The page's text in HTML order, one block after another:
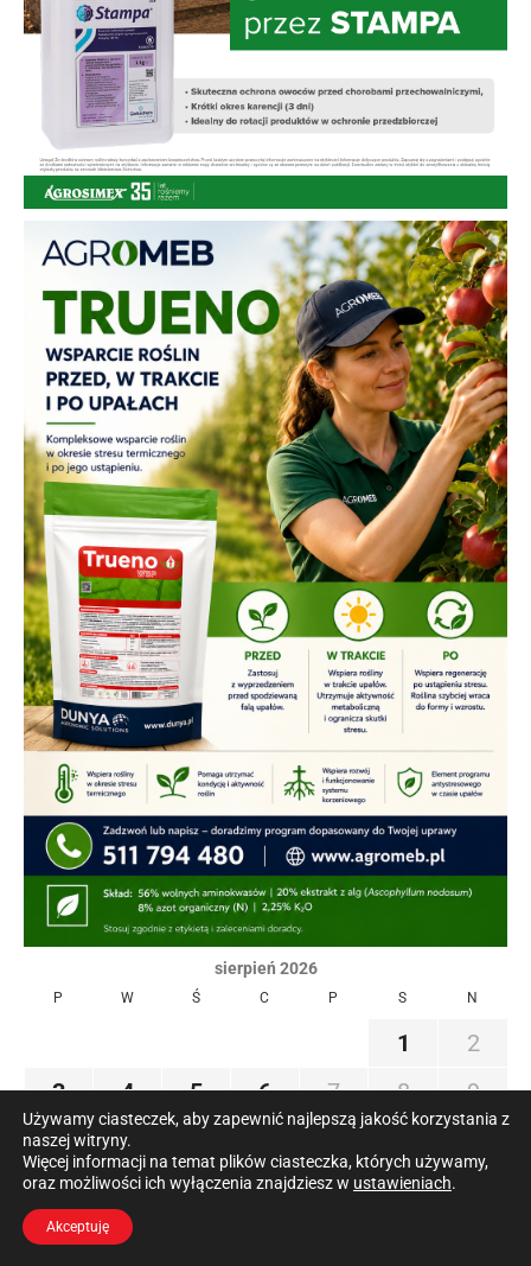
sierpień 2026
P W Ś C P S N
1
2
3
4 5 6 7 8
9
10
11
17
18 19 20 21 22
24
25
Używamy ciasteczek, aby zapewnić najlepszą jakość korzystania z
naszej witryny.
Więcej informacji na temat plików ciasteczka, których używamy,
oraz możliwości ich wyłączenia znajdziesz w ustawieniach.
Akceptuję